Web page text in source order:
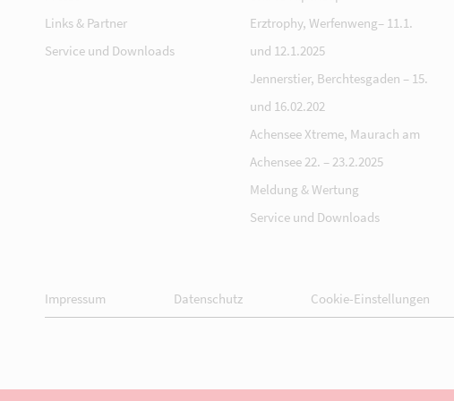
Links & Partner
Service und Downloads
Erztrophy, Werfenweng– 11.1.
und 12.1.2025
Jennerstier, Berchtesgaden – 15.
und 16.02.202
Achensee Xtreme, Maurach am
Achensee 22. – 23.2.2025
Meldung & Wertung
Service und Downloads
Impressum Datenschutz Cookie-Einstellungen